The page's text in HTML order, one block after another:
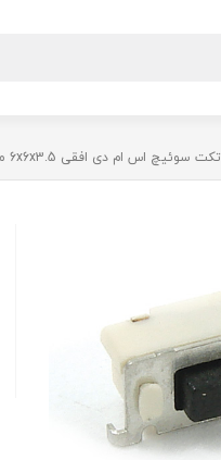
تکت سوئیچ اس ام دی افقی 6x6x3.5 میلی متر